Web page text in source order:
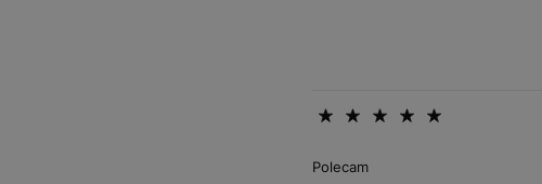
Polecam